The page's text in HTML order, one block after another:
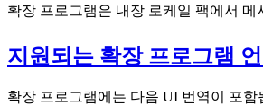
확장 프로그램은 내장 로케일 팩에서 메
지원되는 확장 프로그램 언
확장 프로그램에는 다음 UI 번역이 포함